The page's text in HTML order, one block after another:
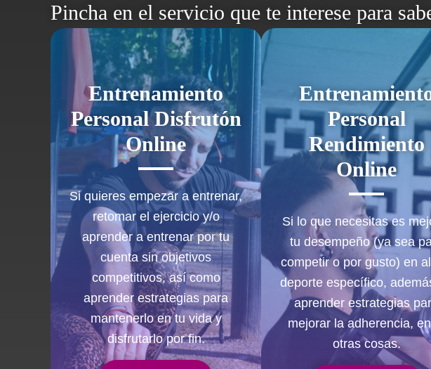
Pincha en el servicio que te interese para
Entrenamiento
Personal Disfrutón
Online
Si quieres empezar a entrenar,
retomar el ejercicio y/o
aprender a entrenar por tu
cuenta sin objetivos
competitivos, así como
aprender estrategias para
mantenerlo en tu vida y
disfrutarlo por fin.
Personal
Rendimiento
Online
Si lo que necesitas es
tu desempeño (ya sea
competir o por gusto) en
deporte específico,
aprender estrategias
mejorar la adherencia,
otras cosas.